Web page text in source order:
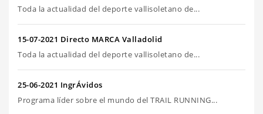
Toda la actualidad del deporte vallisoletano de...
15-07-2021 Directo MARCA Valladolid
Toda la actualidad del deporte vallisoletano de...
25-06-2021 IngrÁvidos
Programa líder sobre el mundo del TRAIL RUNNING...